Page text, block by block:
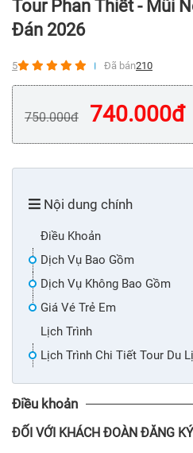
Tour Phan Thiết - Mũi
Đán 2026
5 Đã bán210
750.000đ 740.000đ
Nội dung chính
Điều Khoản
Dịch Vụ Bao Gồm
Dịch Vụ Không Bao Gồm
Giá Vé Trẻ Em
Lịch Trình
Lịch Trình Chi Tiết Tour Du
Điều khoản
ĐỐI VỚI KHÁCH ĐOÀN ĐĂNG